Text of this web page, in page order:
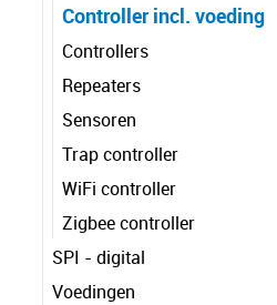
Controller incl. voeding
Controllers
Repeaters
Sensoren
Trap controller
WiFi controller
Zigbee controller
SPI - digital
Voedingen